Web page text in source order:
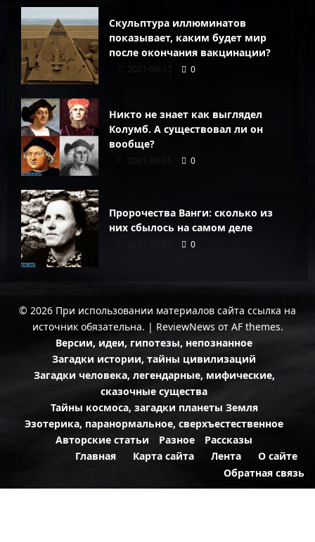
Скульптура иллюминатов
показывает, каким будет мир
после окончания вакцинации?
2021-09-17 0
Никто не знает как выглядел
Колумб. А существовал ли он
вообще?
2021-09-05 0
Пророчества Ванги: сколько из
них сбылось на самом деле
0
© 2026 При использовании материалов сайта ссылка на
источник обязательна. | ReviewNews от AF themes.
Версии, идеи, гипотезы, непознанное
Загадки истории, тайны цивилизаций
Загадки человека, легендарные, мифические,
сказочные существа
Тайны космоса, загадки планеты Земля
Эзотерика, паранормальное, сверхъестественное
Авторские статьи
Разное
Рассказы
Главная
Карта сайта Лента
О сайте
Обратная связь